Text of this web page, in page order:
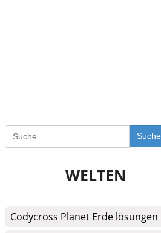
Suche
WELTEN
Codycross Planet Erde lösungen